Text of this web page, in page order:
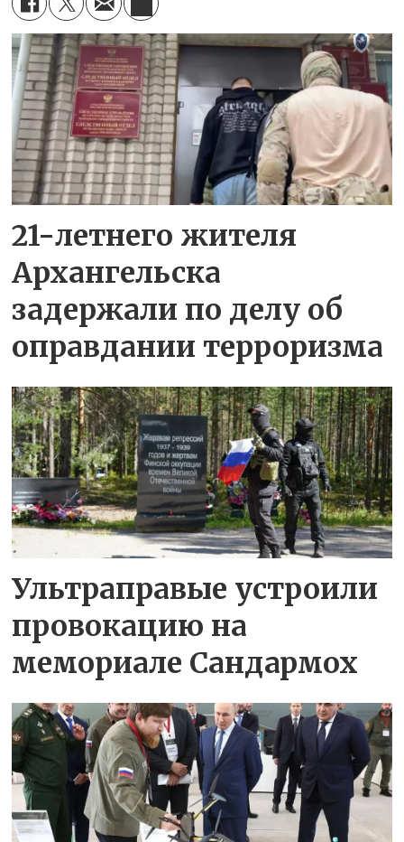
21-летнего жителя
Архангельска
задержали по делу об
оправдании терроризма
Ультраправые устроили
провокацию на
мемориале Сандармох